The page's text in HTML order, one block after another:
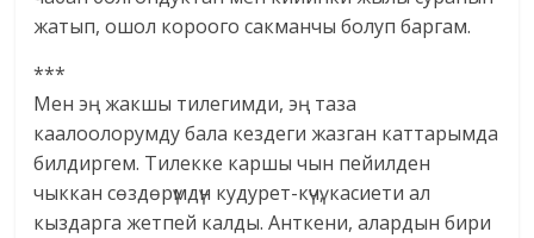
жатып, ошол короого сакманчы болуп баргам.
***
Мен эң жакшы тилегимди, эң таза
каалоолорумду бала кездеги жазган каттарымда
билдиргем. Тилекке каршы чын пейилден
чыккан сөздөрүмдүн кудурет-күчү, касиети ал
кыздарга жетпей калды. Анткени, алардын бири